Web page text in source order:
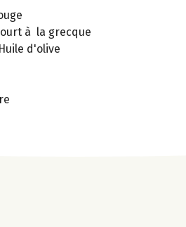
à la grecque
d'olive